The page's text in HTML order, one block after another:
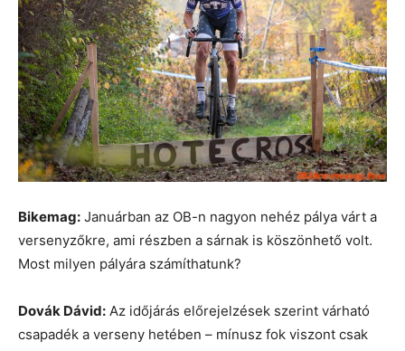
Bikemag: Januárban az OB-n nagyon nehéz pálya várt a
versenyzőkre, ami részben a sárnak is köszönhető volt.
Most milyen pályára számíthatunk?
Dovák Dávid: Az időjárás előrejelzések szerint várható
csapadék a verseny hetében – mínusz fok viszont csak